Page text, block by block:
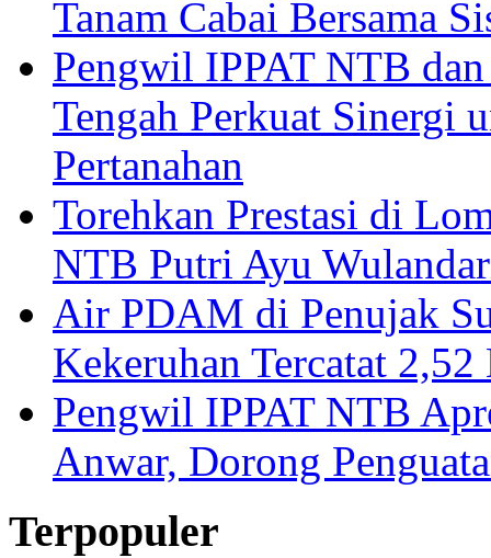
Tanam Cabai Bersama
Pengwil IPPAT NTB
Tengah Perkuat Sinergi
Pertanahan
Torehkan Prestasi di
NTB Putri Ayu
Air PDAM di Penujak
Kekeruhan Tercatat
Pengwil IPPAT NTB
Anwar, Dorong
Terpopuler